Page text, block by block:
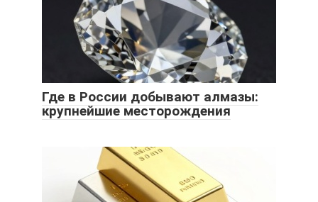
Где в России добывают алмазы:
крупнейшие месторождения